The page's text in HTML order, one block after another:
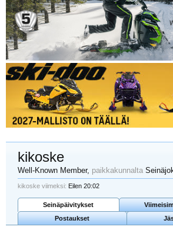
kikoske
Well-Known Member, paikkakunnalta
kikoske viimeksi: Eilen 20:02
Seinäpäivitykset
Postaukset